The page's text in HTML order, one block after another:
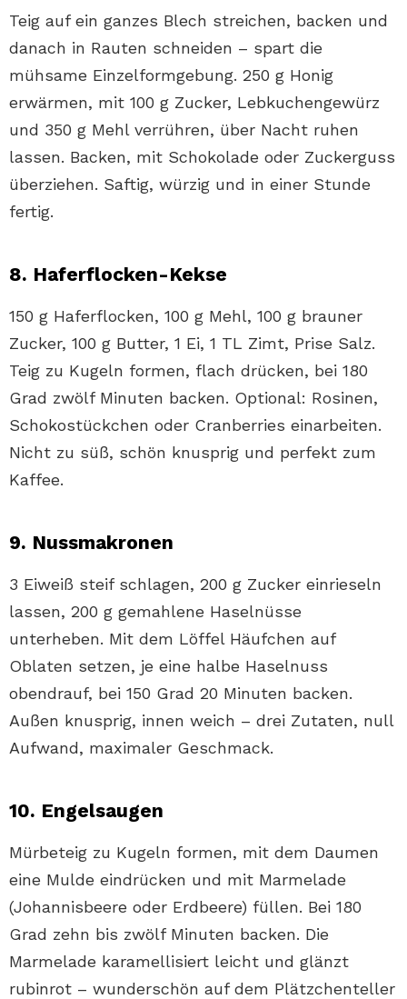
Teig auf ein ganzes Blech streichen, backen und
danach in Rauten schneiden – spart die
mühsame Einzelformgebung. 250 g Honig
erwärmen, mit 100 g Zucker, Lebkuchengewürz
und 350 g Mehl verrühren, über Nacht ruhen
lassen. Backen, mit Schokolade oder Zuckerguss
überziehen. Saftig, würzig und in einer Stunde
fertig.
8. Haferflocken-Kekse
150 g Haferflocken, 100 g Mehl, 100 g brauner
Zucker, 100 g Butter, 1 Ei, 1 TL Zimt, Prise Salz.
Teig zu Kugeln formen, flach drücken, bei 180
Grad zwölf Minuten backen. Optional: Rosinen,
Schokostückchen oder Cranberries einarbeiten.
Nicht zu süß, schön knusprig und perfekt zum
Kaffee.
9. Nussmakronen
3 Eiweiß steif schlagen, 200 g Zucker einrieseln
lassen, 200 g gemahlene Haselnüsse
unterheben. Mit dem Löffel Häufchen auf
Oblaten setzen, je eine halbe Haselnuss
obendrauf, bei 150 Grad 20 Minuten backen.
Außen knusprig, innen weich – drei Zutaten, null
Aufwand, maximaler Geschmack.
10. Engelsaugen
Mürbeteig zu Kugeln formen, mit dem Daumen
eine Mulde eindrücken und mit Marmelade
(Johannisbeere oder Erdbeere) füllen. Bei 180
Grad zehn bis zwölf Minuten backen. Die
Marmelade karamellisiert leicht und glänzt
rubinrot – wunderschön auf dem Plätzchenteller